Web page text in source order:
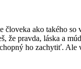
ako takého
pravda, láska a
ho zachytiť. Ale